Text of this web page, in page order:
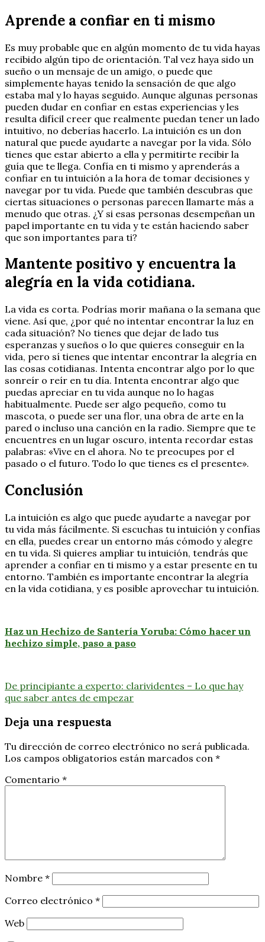
Aprende a confiar en ti mismo
Es muy probable que en algún momento de tu vida hayas
recibido algún tipo de orientación. Tal vez haya sido un
sueño o un mensaje de un amigo, o puede que
simplemente hayas tenido la sensación de que algo
estaba mal y lo hayas seguido. Aunque algunas personas
pueden dudar en confiar en estas experiencias y les
resulta difícil creer que realmente puedan tener un lado
intuitivo, no deberías hacerlo. La intuición es un don
natural que puede ayudarte a navegar por la vida. Sólo
tienes que estar abierto a ella y permitirte recibir la
guía que te llega. Confía en ti mismo y aprenderás a
confiar en tu intuición a la hora de tomar decisiones y
navegar por tu vida. Puede que también descubras que
ciertas situaciones o personas parecen llamarte más a
menudo que otras. ¿Y si esas personas desempeñan un
papel importante en tu vida y te están haciendo saber
que son importantes para ti?
Mantente positivo y encuentra la
alegría en la vida cotidiana.
La vida es corta. Podrías morir mañana o la semana que
viene. Así que, ¿por qué no intentar encontrar la luz en
cada situación? No tienes que dejar de lado tus
esperanzas y sueños o lo que quieres conseguir en la
vida, pero sí tienes que intentar encontrar la alegría en
las cosas cotidianas. Intenta encontrar algo por lo que
sonreír o reír en tu día. Intenta encontrar algo que
puedas apreciar en tu vida aunque no lo hagas
habitualmente. Puede ser algo pequeño, como tu
mascota, o puede ser una flor, una obra de arte en la
pared o incluso una canción en la radio. Siempre que te
encuentres en un lugar oscuro, intenta recordar estas
palabras: «Vive en el ahora. No te preocupes por el
pasado o el futuro. Todo lo que tienes es el presente».
Conclusión
La intuición es algo que puede ayudarte a navegar por
tu vida más fácilmente. Si escuchas tu intuición y confías
en ella, puedes crear un entorno más cómodo y alegre
en tu vida. Si quieres ampliar tu intuición, tendrás que
aprender a confiar en ti mismo y a estar presente en tu
entorno. También es importante encontrar la alegría
en la vida cotidiana, y es posible aprovechar tu intuición.
Haz un Hechizo de Santería Yoruba: Cómo hacer un
hechizo simple, paso a paso
De principiante a experto: clarividentes – Lo que hay
que saber antes de empezar
Deja una respuesta
Tu dirección de correo electrónico no será publicada.
Los campos obligatorios están marcados con *
Comentario *
Nombre *
Correo electrónico *
Web